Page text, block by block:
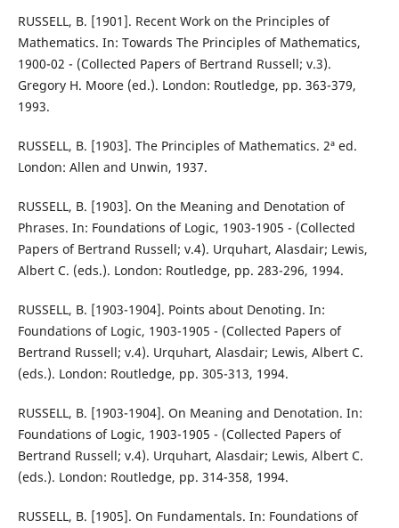
RUSSELL, B. [1901]. Recent Work on the Principles of
Mathematics. In: Towards The Principles of Mathematics,
1900-02 - (Collected Papers of Bertrand Russell; v.3).
Gregory H. Moore (ed.). London: Routledge, pp. 363-379,
1993.
RUSSELL, B. [1903]. The Principles of Mathematics. 2ª ed.
London: Allen and Unwin, 1937.
RUSSELL, B. [1903]. On the Meaning and Denotation of
Phrases. In: Foundations of Logic, 1903-1905 - (Collected
Papers of Bertrand Russell; v.4). Urquhart, Alasdair; Lewis,
Albert C. (eds.). London: Routledge, pp. 283-296, 1994.
RUSSELL, B. [1903-1904]. Points about Denoting. In:
Foundations of Logic, 1903-1905 - (Collected Papers of
Bertrand Russell; v.4). Urquhart, Alasdair; Lewis, Albert C.
(eds.). London: Routledge, pp. 305-313, 1994.
RUSSELL, B. [1903-1904]. On Meaning and Denotation. In:
Foundations of Logic, 1903-1905 - (Collected Papers of
Bertrand Russell; v.4). Urquhart, Alasdair; Lewis, Albert C.
(eds.). London: Routledge, pp. 314-358, 1994.
RUSSELL, B. [1905]. On Fundamentals. In: Foundations of